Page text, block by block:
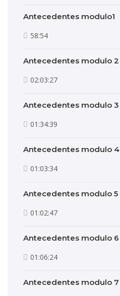
Antecedentes modulo1
58:54
Antecedentes modulo 2
02:03:27
Antecedentes modulo 3
01:34:39
Antecedentes modulo 4
01:03:34
Antecedentes modulo 5
01:02:47
Antecedentes modulo 6
01:06:24
Antecedentes modulo 7